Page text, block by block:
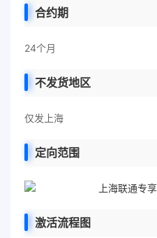
合约期
24个月
不发货地区
仅发上海
定向范围
激活流程图